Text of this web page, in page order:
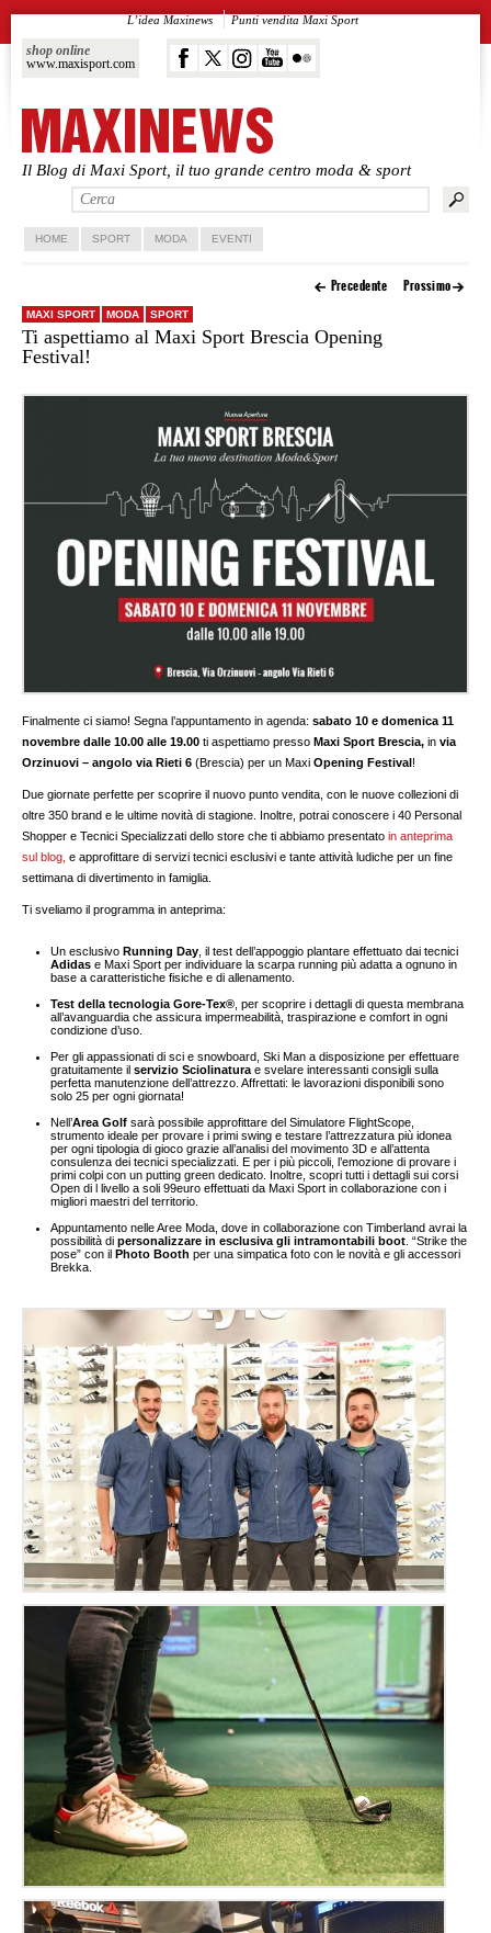
Il Blog di Maxi Sport, il tuo grande centro moda & sport
shop online
www.maxisport.com
L’idea Maxinews Punti vendita Maxi Sport
Vai al contenuto principale
Vai al contenuto secondario
HOME SPORT MODA EVENTI
Precedente Prossimo
MAXI SPORT MODA SPORT
Ti aspettiamo al Maxi Sport Brescia Opening
Festival!
Finalmente ci siamo! Segna l’appuntamento in agenda:sabato 10 e domenica 11
novembre dalle 10.00 alle 19.00 ti aspettiamo pressoMaxi Sport Brescia,in via
Orzinuovi – angolo via Rieti 6 (Brescia) per un MaxiOpening Festival!
Due giornate perfette per scoprire il nuovo punto vendita, con le nuove collezioni di
oltre 350 brand e le ultime novità di stagione. Inoltre, potrai conoscere i 40 Personal
Shopper e Tecnici Specializzati dello store che ti abbiamo presentato in anteprima
sul blog, e approfittare di servizi tecnici esclusivi e tante attività ludiche per un fine
settimana di divertimento in famiglia.
Ti sveliamo il programma in anteprima:
Un esclusivoRunning Day , il test dell’appoggio plantare effettuato dai tecnici
Adidas e Maxi Sport per individuare la scarpa running più adatta a ognuno in
base a caratteristiche fisiche e di allenamento.
Test della tecnologia Gore-Tex® , per scoprire i dettagli di questa membrana
all’avanguardia che assicura impermeabilità, traspirazione e comfort in ogni
condizione d’uso.
Per gli appassionati di sci e snowboard, Ski Man a disposizione per effettuare
gratuitamente ilservizio Sciolinatura e svelare interessanti consigli sulla
perfetta manutenzione dell’attrezzo. Affrettati: le lavorazioni disponibili sono
solo 25 per ogni giornata!
Nell’Area Golf sarà possibile approfittare del Simulatore FlightScope,
strumento ideale per provare i primi swing e testare l’attrezzatura più idonea
per ogni tipologia di gioco grazie all’analisi del movimento 3D e all’attenta
consulenza dei tecnici specializzati. E per i più piccoli, l’emozione di provare i
primi colpi con un putting green dedicato. Inoltre, scopri tutti i dettagli sui corsi
Open di l livello a soli 99euro effettuati da Maxi Sport in collaborazione con i
migliori maestri del territorio.
Appuntamento nelle Aree Moda, dove in collaborazione con Timberland avrai la
possibilità dipersonalizzare in esclusiva gli intramontabili boot . “Strike the
pose” con ilPhoto Booth per una simpatica foto con le novità e gli accessori
Brekka.